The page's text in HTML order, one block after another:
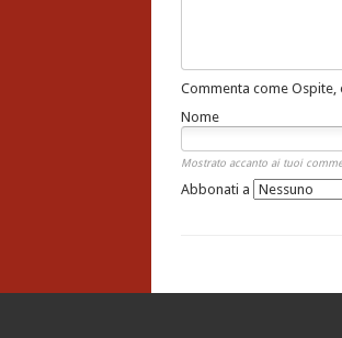
Commenta come
Nome
Mostrato accanto ai tuoi
Abbonati a